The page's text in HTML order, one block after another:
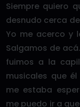
Siempre quiero
desnudo cerca
Yo me acerco y
Salgamos de
fuimos a la
musicales que
me estaba
me puedo ir a